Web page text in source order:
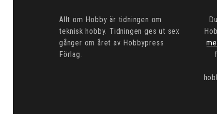
Allt om Hobby är tidningen om
teknisk hobby. Tidningen ges ut sex
gånger om året av Hobbypress
Förlag.